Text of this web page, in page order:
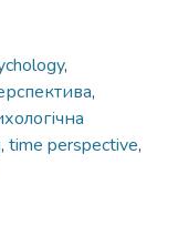
,
,
, time perspective,